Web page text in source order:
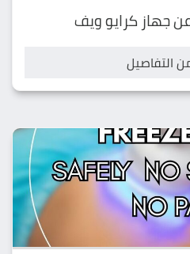
جهاز كرايو ويف
التفاصيل